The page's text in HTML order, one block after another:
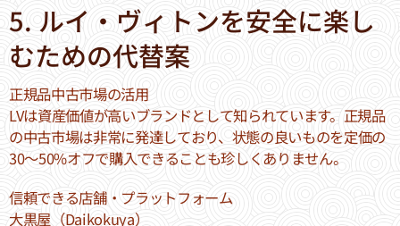
5. ルイ・ヴィトンを安全に楽し
むための代替案
正規品中古市場の活用
LVは資産価値が高いブランドとして知られています。正規品
の中古市場は非常に発達しており、状態の良いものを定価の
30～50%オフで購入できることも珍しくありません。
信頼できる店舗・プラットフォーム
大黒屋（Daikokuya）